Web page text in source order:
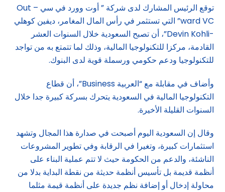
توقع الرئيس المشارك لدى شركة ” أوت وورد في سي – Out
ward VC” التي تستثمر في رأس المال المغامر، ديفين كوهلي
-Devin Kohli”، أن تصبح السعودية خلال السنوات العشر
القادمة، مركزا للتكنولوجيا المالية، وذلك لما تتمتع به من تواجد
للتكنولوجيا ودعم حكومي ورسملة قوية لدى البنوك.
وأضاف في مقابلة مع “العربية Business”، أن قطاع
التكنولوجيا المالية في السعودية يتحرك بسركة كبيرة جدا خلال
السنوات القليلة الأخيرة.
وقال إن السعودية اليوم أصبحت في صدارة هذا المجال وتشهد
استثمارات كبيرة، وتغيرا في الرقابة وفي تطوير المشروعات
الناشئة، والدعم من الحكومة حيث لا تتم عملية البناء على
أنظمة قديمة بل تأسيس أنظمة حديثة من نقطة البداية بدلا من
محاولة إدخال أو إضافة نظم جديدة على أنظمة قيمة مثلما